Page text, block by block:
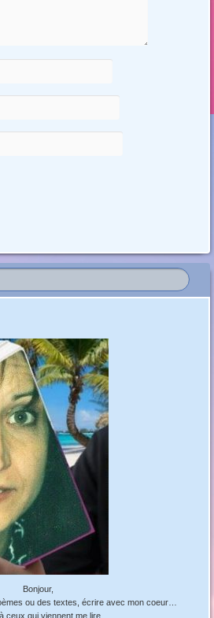
Bonjour,
ou des textes, écrire avec mon coeur…
ceux qui viennent me lire